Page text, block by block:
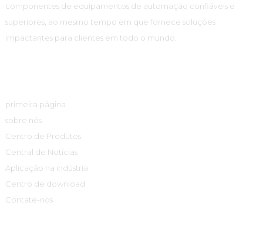
componentes de equipamentos de automação confiáveis ​​e
superiores, ao mesmo tempo em que fornece soluções
impactantes para clientes em todo o mundo.
primeira página
sobre nós
Centro de Produtos
Central de Notícias
Aplicação na indústria
Centro de download
Contate-nos